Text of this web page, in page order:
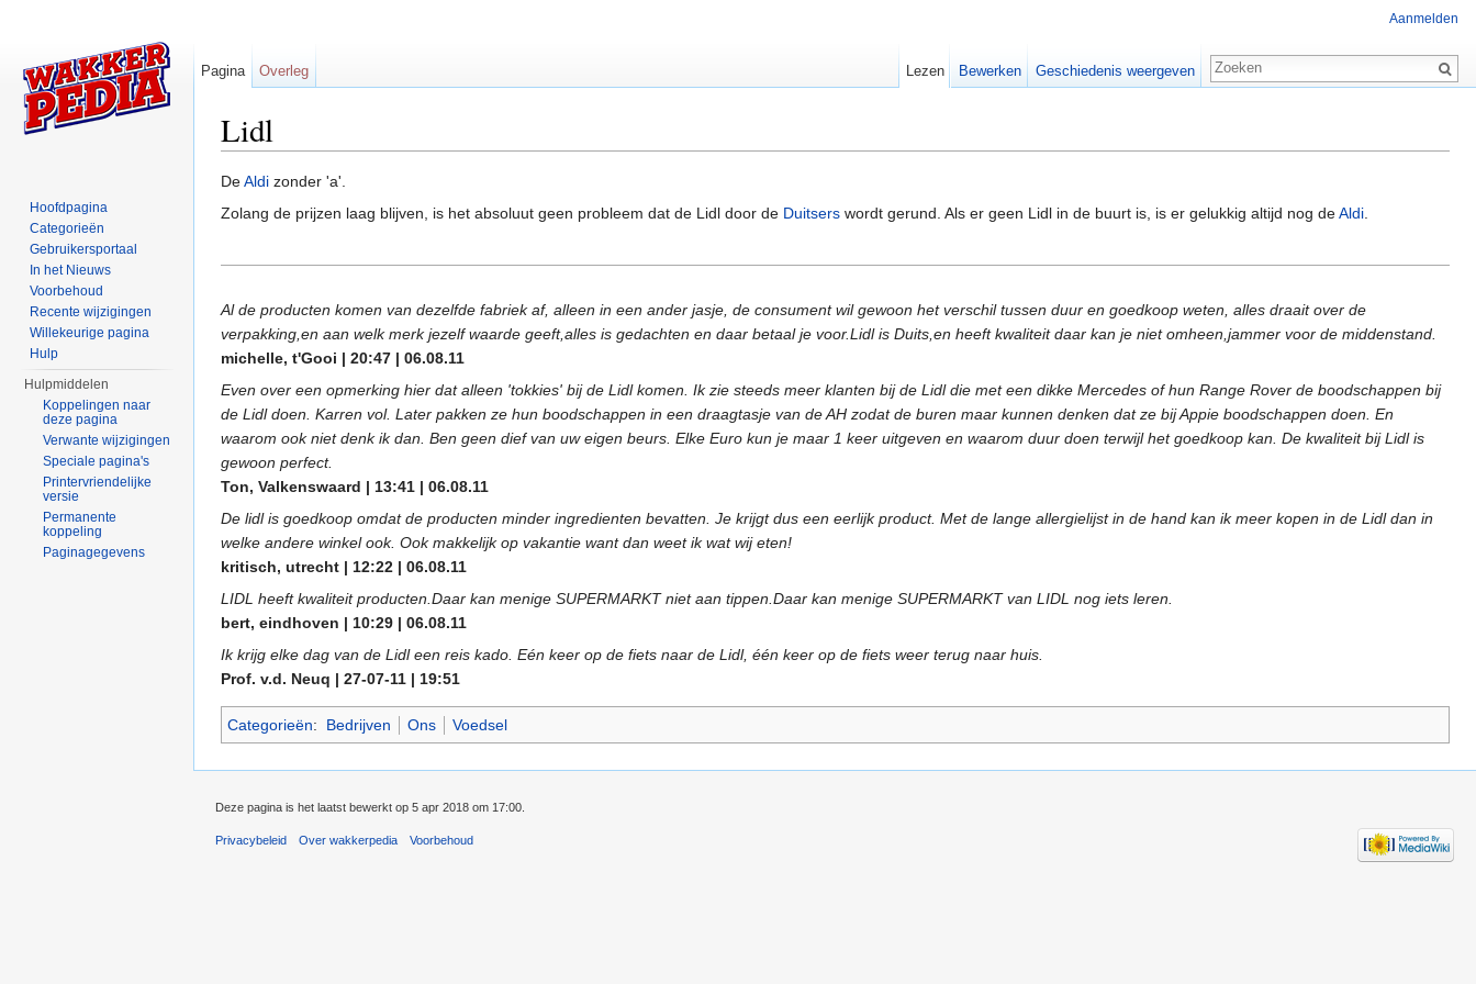
Lidl
DeAldi zonder 'a'.
Zolang de prijzen laag blijven, is het absoluut geen probleem dat de Lidl door de Duitsers wordt gerund. Als er geen Lidl in de buurt is, is er gelukkig altijd nog deAldi.
Al de producten komen van dezelfde fabriek af, alleen in een ander jasje, de consument wil gewoon het verschil tussen duur en goedkoop weten, alles draait over de
verpakking,en aan welk merk jezelf waarde geeft,alles is gedachten en daar betaal je voor.Lidl is Duits,en heeft kwaliteit daar kan je niet omheen,jammer voor de middenstand.
michelle, t'Gooi | 20:47 | 06.08.11
Even over een opmerking hier dat alleen 'tokkies' bij de Lidl komen. Ik zie steeds meer klanten bij de Lidl die met een dikke Mercedes of hun Range Rover de boodschappen bij
de Lidl doen. Karren vol. Later pakken ze hun boodschappen in een draagtasje van de AH zodat de buren maar kunnen denken dat ze bij Appie boodschappen doen. En
waarom ook niet denk ik dan. Ben geen dief van uw eigen beurs. Elke Euro kun je maar 1 keer uitgeven en waarom duur doen terwijl het goedkoop kan. De kwaliteit bij Lidl is
gewoon perfect.
Ton, Valkenswaard | 13:41 | 06.08.11
De lidl is goedkoop omdat de producten minder ingredienten bevatten. Je krijgt dus een eerlijk product. Met de lange allergielijst in de hand kan ik meer kopen in de Lidl dan in
welke andere winkel ook. Ook makkelijk op vakantie want dan weet ik wat wij eten!
kritisch, utrecht | 12:22 | 06.08.11
LIDL heeft kwaliteit producten.Daar kan menige SUPERMARKT niet aan tippen.Daar kan menige SUPERMARKT van LIDL nog iets leren.
bert, eindhoven | 10:29 | 06.08.11
Ik krijg elke dag van de Lidl een reis kado. Eén keer op de fiets naar de Lidl, één keer op de fiets weer terug naar huis.
Prof. v.d. Neuq | 27-07-11 | 19:51
Categorieën: Bedrijven Ons Voedsel
Aanmelden
Pagina Overleg Lezen Bewerken Geschiedenis weergeven
Hoofdpagina
Categorieën
Gebruikersportaal
In het Nieuws
Voorbehoud
Recente wijzigingen
Willekeurige pagina
Hulp
Hulpmiddelen
Koppelingen naar
deze pagina
Verwante wijzigingen
Speciale pagina's
Printervriendelijke
versie
Permanente
koppeling
Paginagegevens
Deze pagina is het laatst bewerkt op 5 apr 2018 om 17:00.
Privacybeleid Over wakkerpedia Voorbehoud